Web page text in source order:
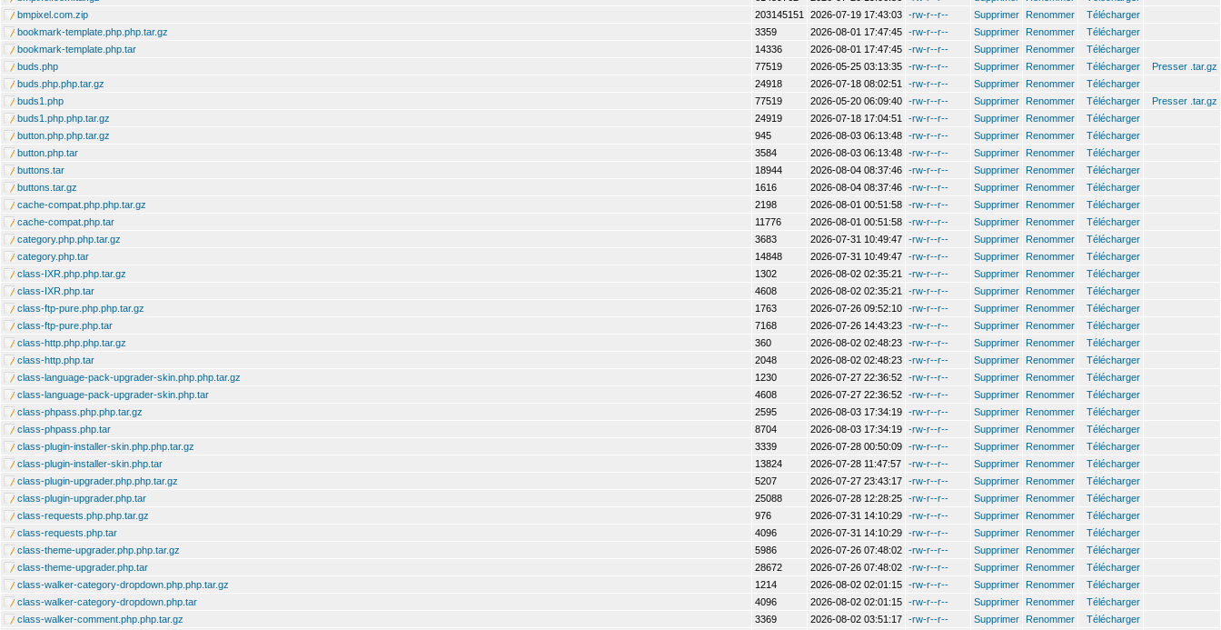
bmpixel.com.zip
203145151 2026-07-19 17:43:03 -rw-r--r-- Supprimer Renommer
Télécharger
bookmark-template.php.php.tar.gz
3359 2026-08-01 17:47:45 -rw-r--r-- Supprimer Renommer
Télécharger
bookmark-template.php.tar
14336 2026-08-01 17:47:45 -rw-r--r-- Supprimer Renommer
Télécharger
buds.php
77519 2026-05-25 03:13:35 -rw-r--r-- Supprimer Renommer Télécharger
Presser .tar.gz
buds.php.php.tar.gz
24918 2026-07-18 08:02:51 -rw-r--r-- Supprimer Renommer
Télécharger
buds1.php
77519 2026-05-20 06:09:40 -rw-r--r-- Supprimer Renommer Télécharger
Presser .tar.gz
buds1.php.php.tar.gz
24919 2026-07-18 17:04:51 -rw-r--r-- Supprimer Renommer
Télécharger
button.php.php.tar.gz
945 2026-08-03 06:13:48 -rw-r--r-- Supprimer Renommer
Télécharger
button.php.tar
3584 2026-08-03 06:13:48 -rw-r--r-- Supprimer Renommer
Télécharger
buttons.tar
18944 2026-08-04 08:37:46 -rw-r--r-- Supprimer Renommer
Télécharger
buttons.tar.gz
1616 2026-08-04 08:37:46 -rw-r--r-- Supprimer Renommer
Télécharger
cache-compat.php.php.tar.gz
2198 2026-08-01 00:51:58 -rw-r--r-- Supprimer Renommer
Télécharger
cache-compat.php.tar
11776 2026-08-01 00:51:58 -rw-r--r-- Supprimer Renommer
Télécharger
category.php.php.tar.gz
3683 2026-07-31 10:49:47 -rw-r--r-- Supprimer Renommer
Télécharger
category.php.tar
14848 2026-07-31 10:49:47 -rw-r--r-- Supprimer Renommer
Télécharger
class-IXR.php.php.tar.gz
1302 2026-08-02 02:35:21 -rw-r--r-- Supprimer Renommer
Télécharger
class-IXR.php.tar
4608 2026-08-02 02:35:21 -rw-r--r-- Supprimer Renommer
Télécharger
class-ftp-pure.php.php.tar.gz
1763 2026-07-26 09:52:10 -rw-r--r-- Supprimer Renommer
Télécharger
class-ftp-pure.php.tar
7168 2026-07-26 14:43:23 -rw-r--r-- Supprimer Renommer
Télécharger
class-http.php.php.tar.gz
360 2026-08-02 02:48:23 -rw-r--r-- Supprimer Renommer
Télécharger
class-http.php.tar
2048 2026-08-02 02:48:23 -rw-r--r-- Supprimer Renommer
Télécharger
class-language-pack-upgrader-skin.php.php.tar.gz
1230 2026-07-27 22:36:52 -rw-r--r-- Supprimer Renommer
Télécharger
class-language-pack-upgrader-skin.php.tar
4608 2026-07-27 22:36:52 -rw-r--r-- Supprimer Renommer
Télécharger
class-phpass.php.php.tar.gz
2595 2026-08-03 17:34:19 -rw-r--r-- Supprimer Renommer
Télécharger
class-phpass.php.tar
8704 2026-08-03 17:34:19 -rw-r--r-- Supprimer Renommer
Télécharger
class-plugin-installer-skin.php.php.tar.gz
3339 2026-07-28 00:50:09 -rw-r--r-- Supprimer Renommer
Télécharger
class-plugin-installer-skin.php.tar
13824 2026-07-28 11:47:57 -rw-r--r-- Supprimer Renommer
Télécharger
class-plugin-upgrader.php.php.tar.gz
5207 2026-07-27 23:43:17 -rw-r--r-- Supprimer Renommer
Télécharger
class-plugin-upgrader.php.tar
25088 2026-07-28 12:28:25 -rw-r--r-- Supprimer Renommer
Télécharger
class-requests.php.php.tar.gz
976 2026-07-31 14:10:29 -rw-r--r-- Supprimer Renommer
Télécharger
class-requests.php.tar
4096 2026-07-31 14:10:29 -rw-r--r-- Supprimer Renommer
Télécharger
class-theme-upgrader.php.php.tar.gz
5986 2026-07-26 07:48:02 -rw-r--r-- Supprimer Renommer
Télécharger
class-theme-upgrader.php.tar
28672 2026-07-26 07:48:02 -rw-r--r-- Supprimer Renommer
Télécharger
class-walker-category-dropdown.php.php.tar.gz
1214 2026-08-02 02:01:15 -rw-r--r-- Supprimer Renommer
Télécharger
class-walker-category-dropdown.php.tar
4096 2026-08-02 02:01:15 -rw-r--r-- Supprimer Renommer
Télécharger
class-walker-comment.php.php.tar.gz
3369 2026-08-02 03:51:17 -rw-r--r-- Supprimer Renommer
Télécharger